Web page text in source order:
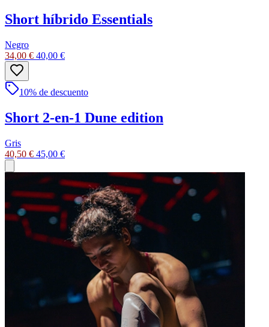
Short híbrido Essentials
Negro
34,00 € 40,00 €
10% de descuento
Short 2-en-1 Dune edition
Gris
40,50 € 45,00 €